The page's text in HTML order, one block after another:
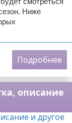
Ниже
Подробнее
описание